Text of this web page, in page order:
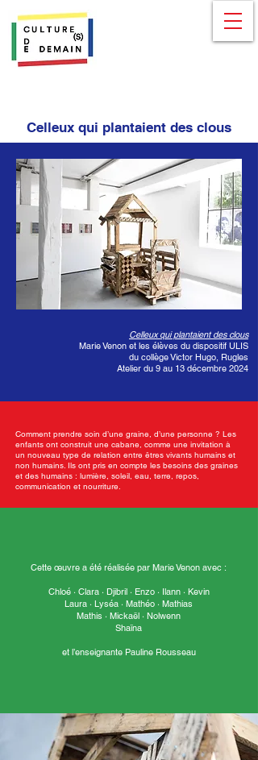
Celleux qui plantaient des clous
Celleux qui plantaient des clous
Marie Venon et les élèves du dispositif ULIS
du collège Victor Hugo, Rugles
Atelier du 9 au 13 décembre 2024
Comment prendre soin d’une graine, d’une personne ? Les
enfants ont construit une cabane, comme une invitation à
un nouveau type de relation entre êtres vivants humains et
non humains. Ils ont pris en compte les besoins des graines
et des humains : lumière, soleil, eau, terre, repos,
communication et nourriture.
Cette œuvre a été réalisée par Marie Venon avec :
Chloé · Clara · Djibril · Enzo · Ilann · Kevin
Laura · Lyséa · Mathéo · Mathias
Mathis · Mickaël · Nolwenn
Shaïna
et l’enseignante Pauline Rousseau